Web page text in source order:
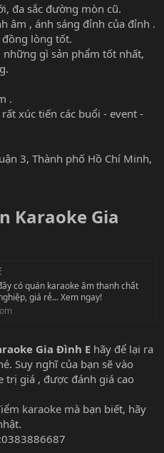
đa sắc đường mòn cũ.
âm , ánh sáng đỉnh của đỉnh .
đồng lòng tốt.
gì sản phẩm tốt nhất,
.
xúc tiến các buổi - event -
3, Thành phố Hồ Chí Minh,
Karaoke Gia
có quán karaoke âm thanh chất
giá rẻ... Xem ngay!
Gia Đình E hãy để lại ra
Suy nghĩ của bạn sẽ vào
trị giá , được đánh giá cao
karaoke mà bạn biết, hãy